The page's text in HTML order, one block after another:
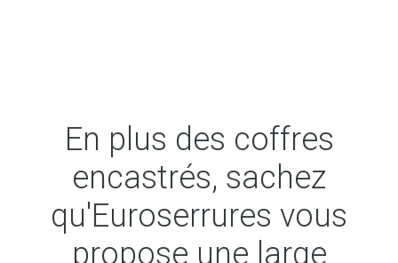
En plus des coffres
encastrés, sachez
qu'Euroserrures vous
propose une large